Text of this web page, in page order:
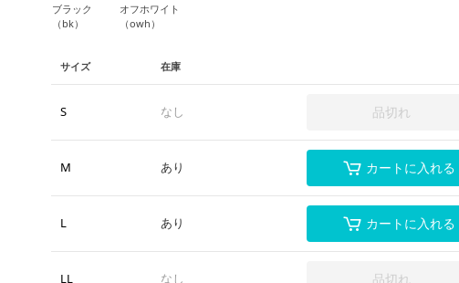
ブラック
（bk）
オフホワイト
（owh）
サイズ 在庫
S なし 品切れ
M あり カートに入れる
L あり カートに入れる
LL なし 品切れ